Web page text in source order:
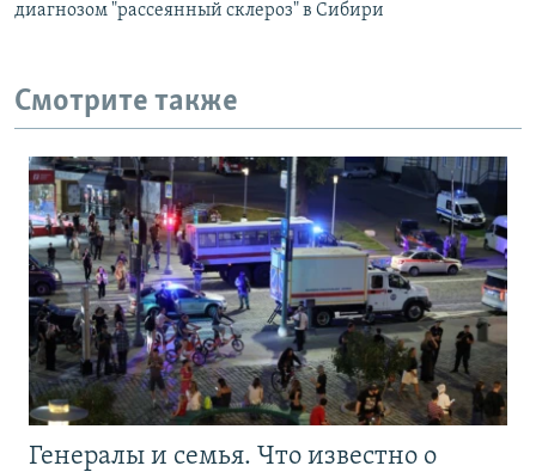
диагнозом "рассеянный склероз" в Сибири
Смотрите также
Генералы и семья. Что известно о